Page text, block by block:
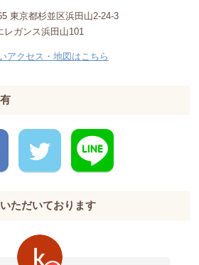
東京都杉並区浜田山2-24-3
レガンス浜田山101
アクセス・地図はこちら
ただいております